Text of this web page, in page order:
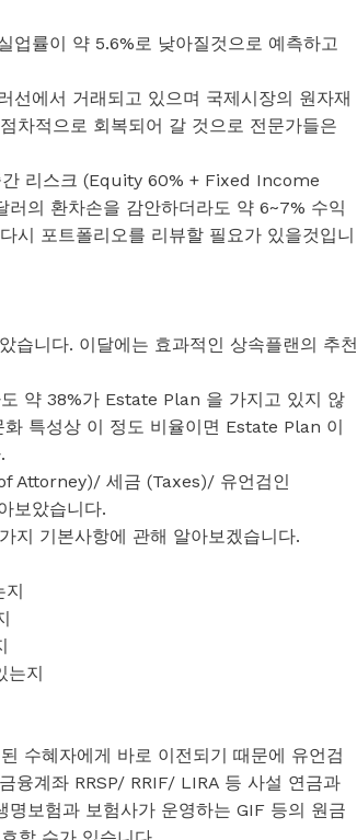
업률이 약 5.6%로 낮아질것으로 예측하고
에서 거래되고 있으며 국제시장의 원자재
차적으로 회복되어 갈 것으로 전문가들은
간 리스크 (Equity 60% + Fixed Income
의 환차손을 감안하더라도 약 6~7% 수익
시 포트폴리오를 리뷰할 필요가 있을것입니
습니다. 이달에는 효과적인 상속플랜의 추천
약 38%가 Estate Plan 을 가지고 있지 않
특성상 이 정도 비율이면 Estate Plan 이
Attorney)/ 세금 (Taxes)/ 유언검인
보았습니다.
지 기본사항에 관해 알아보겠습니다.
지
는지
수혜자에게 바로 이전되기 때문에 유언검
융계좌 RRSP/ RRIF/ LIRA 등 사설 연금과
보험과 보험사가 운영하는 GIF 등의 원금